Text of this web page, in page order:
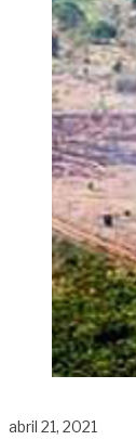
abril 21, 2021